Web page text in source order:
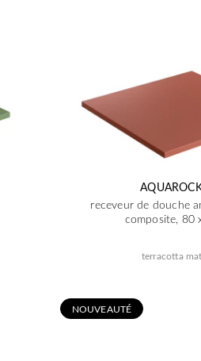
receveur de douche
composite, 80
terracotta
NOUVEAUTÉ